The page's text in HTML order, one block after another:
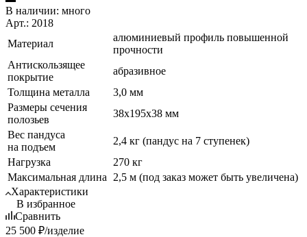
В наличии: много
Арт.: 2018
Материал
алюминиевый профиль повышенной
прочности
Антискользящее
покрытие
абразивное
Толщина металла
3,0 мм
Размеры сечения
полозьев
38х195х38 мм
Вес пандуса
на подъем
2,4 кг (пандус на 7 ступенек)
Нагрузка
270 кг
Максимальная длина
2,5 м (под заказ может быть увеличена)
Характеристики
В избранное
Сравнить
25 500 ₽/изделие